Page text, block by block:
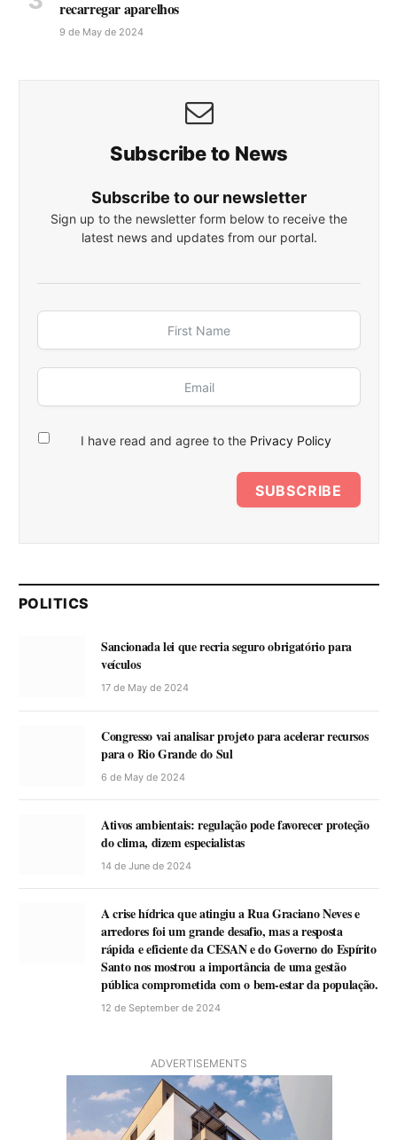
recarregar aparelhos
9 de May de 2024
Subscribe to News
Subscribe to our newsletter
Sign up to the newsletter form below to receive the
latest news and updates from our portal.
I have read and agree to the Privacy Policy
SUBSCRIBE
POLITICS
Sancionada lei que recria seguro obrigatório para
veículos
17 de May de 2024
Congresso vai analisar projeto para acelerar recursos
para o Rio Grande do Sul
6 de May de 2024
Ativos ambientais: regulação pode favorecer proteção
do clima, dizem especialistas
14 de June de 2024
A crise hídrica que atingiu a Rua Graciano Neves e
arredores foi um grande desafio, mas a resposta
rápida e eficiente da CESAN e do Governo do Espírito
Santo nos mostrou a importância de uma gestão
pública comprometida com o bem-estar da população.
12 de September de 2024
ADVERTISEMENTS